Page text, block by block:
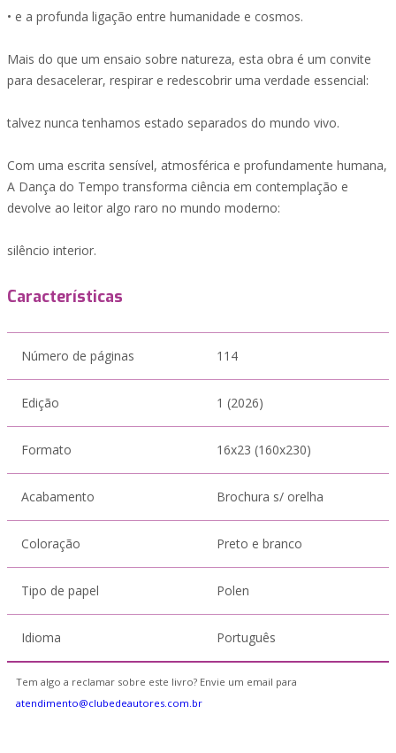
• e a profunda ligação entre humanidade e cosmos.
Mais do que um ensaio sobre natureza, esta obra é um convite
para desacelerar, respirar e redescobrir uma verdade essencial:
talvez nunca tenhamos estado separados do mundo vivo.
Com uma escrita sensível, atmosférica e profundamente humana,
A Dança do Tempo transforma ciência em contemplação e
devolve ao leitor algo raro no mundo moderno:
silêncio interior.
Características
Número de páginas 114
Edição 1 (2026)
Formato 16x23 (160x230)
Acabamento Brochura s/ orelha
Coloração Preto e branco
Tipo de papel Polen
Idioma Português
Tem algo a reclamar sobre este livro? Envie um email para
atendimento@clubedeautores.com.br